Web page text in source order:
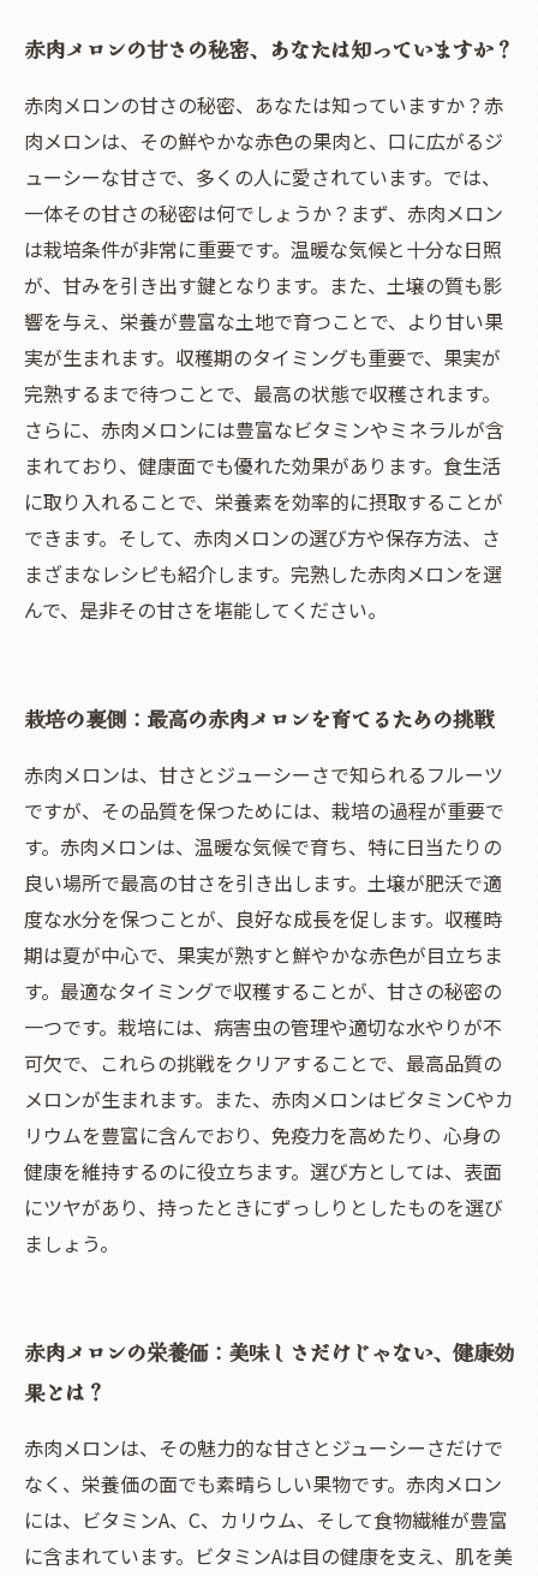
つけるために
保存と調理法：赤肉メロンの美味しさを最大限
に引き出す秘訣
レシピ集：赤肉メロンを使った簡単デザートと
サラダ
甘くてジューシーな赤肉メロンの至福のひとと
きを楽しむ方法
赤肉メロンの甘さの秘密、あなたは知っていますか？
赤肉メロンの甘さの秘密、あなたは知っていますか？赤
肉メロンは、その鮮やかな赤色の果肉と、口に広がるジ
ューシーな甘さで、多くの人に愛されています。では、
一体その甘さの秘密は何でしょうか？まず、赤肉メロン
は栽培条件が非常に重要です。温暖な気候と十分な日照
が、甘みを引き出す鍵となります。また、土壌の質も影
響を与え、栄養が豊富な土地で育つことで、より甘い果
実が生まれます。収穫期のタイミングも重要で、果実が
完熟するまで待つことで、最高の状態で収穫されます。
さらに、赤肉メロンには豊富なビタミンやミネラルが含
まれており、健康面でも優れた効果があります。食生活
に取り入れることで、栄養素を効率的に摂取することが
できます。そして、赤肉メロンの選び方や保存方法、さ
まざまなレシピも紹介します。完熟した赤肉メロンを選
んで、是非その甘さを堪能してください。
栽培の裏側：最高の赤肉メロンを育てるための挑戦
赤肉メロンは、甘さとジューシーさで知られるフルーツ
ですが、その品質を保つためには、栽培の過程が重要で
す。赤肉メロンは、温暖な気候で育ち、特に日当たりの
良い場所で最高の甘さを引き出します。土壌が肥沃で適
度な水分を保つことが、良好な成長を促します。収穫時
期は夏が中心で、果実が熟すと鮮やかな赤色が目立ちま
す。最適なタイミングで収穫することが、甘さの秘密の
一つです。栽培には、病害虫の管理や適切な水やりが不
可欠で、これらの挑戦をクリアすることで、最高品質の
メロンが生まれます。また、赤肉メロンはビタミンCやカ
リウムを豊富に含んでおり、免疫力を高めたり、心身の
健康を維持するのに役立ちます。選び方としては、表面
にツヤがあり、持ったときにずっしりとしたものを選び
ましょう。
赤肉メロンの栄養価：美味しさだけじゃない、健康効
果とは？
赤肉メロンは、その魅力的な甘さとジューシーさだけで
なく、栄養価の面でも素晴らしい果物です。赤肉メロン
には、ビタミンA、C、カリウム、そして食物繊維が豊富
に含まれています。ビタミンAは目の健康を支え、肌を美